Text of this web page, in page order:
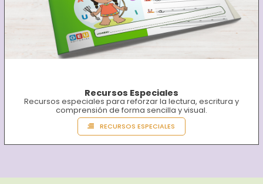
Recursos Especiales
Recursos especiales para reforzar la lectura, escritura y
comprensión de forma sencilla y visual.
RECURSOS ESPECIALES